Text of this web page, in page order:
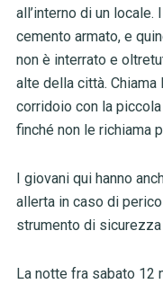
all’interno di un
cemento armato, e
non è interrato e
alte della città.
corridoio con la
finché non le richiama
I giovani qui hanno
allerta in caso di
strumento di
La notte fra sabato 12